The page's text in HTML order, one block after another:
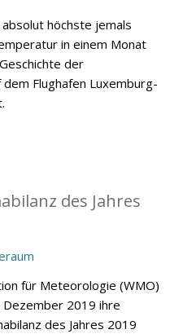
höchste jemals
in einem Monat
der
Flughafen Luxemburg-
des Jahres
für Meteorologie (WMO)
2019 ihre
des Jahres 2019